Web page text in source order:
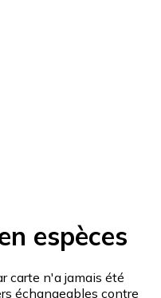
espèces
carte n'a jamais été
échangeables contre